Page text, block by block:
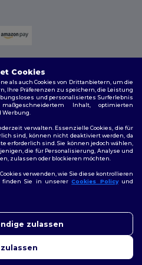
Richtlinie|Site Map
Cookies
als auch Cookies von Drittanbietern, um die
Ihre Präferenzen zu speichern, die Leistung
und personalisiertes Surferlebnis
Inhalt, optimierten
verwalten. Essenzielle Cookies, die für
sind, können nicht deaktiviert werden, da
erforderlich sind. Sie können jedoch wählen,
die für Personalisierung, Analyse und
zulassen oder blockieren möchten.
verwenden, wie Sie diese kontrollieren
finden Sie in unsererCookies Policyund
zulassen